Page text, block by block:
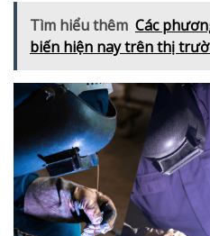
Tìm hiểu thêm Các
biến hiện nay trên thị